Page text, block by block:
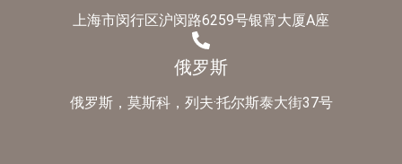
上海市闵行区沪闵路6259号银宵大厦A座
俄罗斯
俄罗斯，莫斯科，列夫·托尔斯泰大街37号